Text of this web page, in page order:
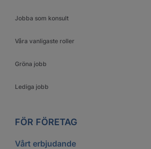
Jobba som konsult
Våra vanligaste roller
Gröna jobb
Lediga jobb
FÖR FÖRETAG
Vårt erbjudande